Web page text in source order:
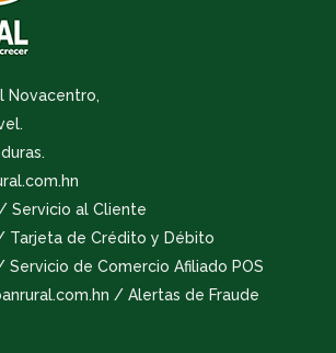
Novacentro,
Servicio al Cliente
Tarjeta de Crédito y Débito
Servicio de Comercio Afiliado POS
/ Alertas de Fraude